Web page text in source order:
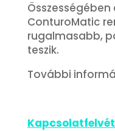
Összességében
ConturoMatic
rugalmasabb,
teszik.
További